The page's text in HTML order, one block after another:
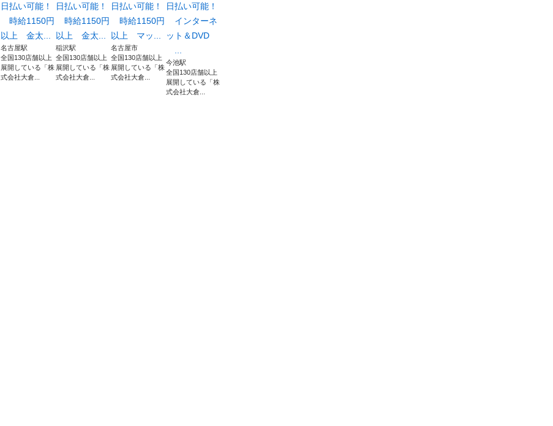
日払い可能！
時給1150円
以上 金太...
名古屋駅
全国130店舗以上
展開している「株
式会社大倉...
日払い可能！
時給1150円
以上 金太...
稲沢駅
全国130店舗以上
展開している「株
式会社大倉...
日払い可能！
時給1150円
以上 マッ...
名古屋市
全国130店舗以上
展開している「株
式会社大倉...
日払い可能！
インターネ
ット＆DVD
今池駅
全国130店舗以上
展開している「株
式会社大倉...